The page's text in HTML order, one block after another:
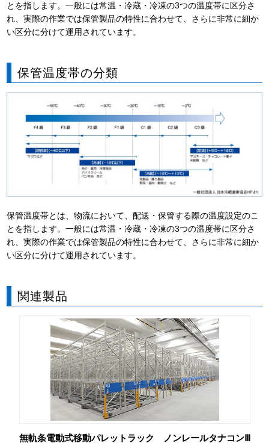
とを指します。一般には常温・冷蔵・冷凍の3つの温度帯に区分さ
れ、実際の作業では保管製品の特性に合わせて、さらに非常に細か
い区分に分けて運用されています。
保管温度帯の分類
保管温度帯とは、物流において、配送・保管する際の温度設定のこ
とを指します。一般には常温・冷蔵・冷凍の3つの温度帯に区分さ
れ、実際の作業では保管製品の特性に合わせて、さらに非常に細か
い区分に分けて運用されています。
関連製品
無軌条電動式移動パレットラック ノンレールタナコンⅢ